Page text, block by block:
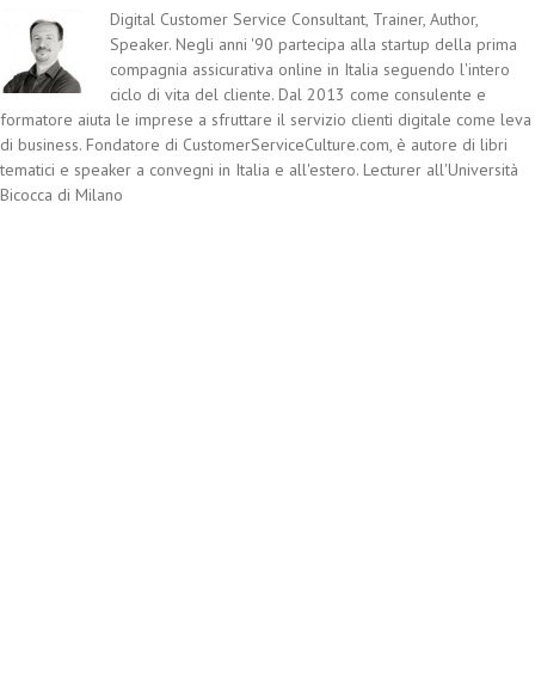
Digital Customer Service Consultant, Trainer, Author,
Speaker. Negli anni '90 partecipa alla startup della prima
compagnia assicurativa online in Italia seguendo l'intero
ciclo di vita del cliente. Dal 2013 come consulente e
formatore aiuta le imprese a sfruttare il servizio clienti digitale come leva
di business. Fondatore di CustomerServiceCulture.com, è autore di libri
tematici e speaker a convegni in Italia e all'estero. Lecturer all'Università
Bicocca di Milano